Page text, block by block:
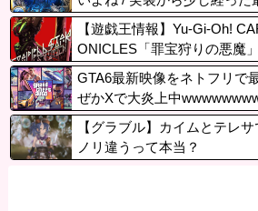
【遊戯王情報】Yu-Gi-Oh!
ONICLES「罪宝狩りの悪魔
から「黒魔女ディアベルス
さんによる キャストコメン
GTA6最新映像をネトフリで
ぜかXで大炎上中
【グラブル】カイムとテレ
ノリ違うって本当？